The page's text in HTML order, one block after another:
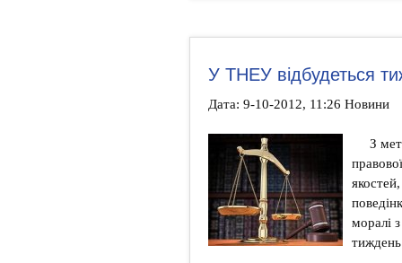
У ТНЕУ відбудеться
Дата: 9-10-2012, 11:26 Новини
З
моралі